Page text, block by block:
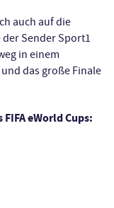
auch auf die
Sender Sport1
in einem
das große Finale
eWorld Cups: